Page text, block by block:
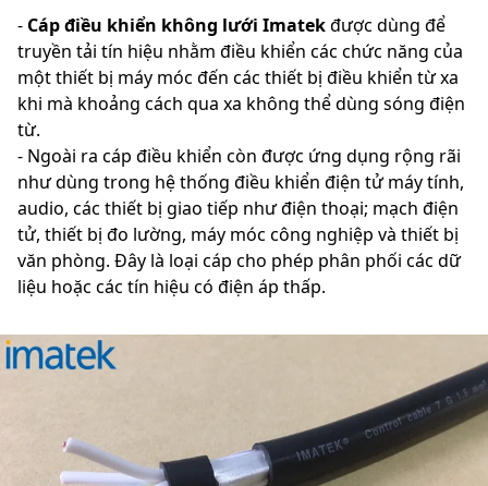
- Cáp điều khiển không lưới Imatekđược dùng để
truyền tải tín hiệu nhằm điều khiển các chức năng của
một thiết bị máy móc đến các thiết bị điều khiển từ xa
khi mà khoảng cách qua xa không thể dùng sóng điện
từ.
- Ngoài ra cáp điều khiển còn được ứng dụng rộng rãi
như dùng trong hệ thống điều khiển điện tử máy tính,
audio, các thiết bị giao tiếp như điện thoại; mạch điện
tử, thiết bị đo lường, máy móc công nghiệp và thiết bị
văn phòng. Đây là loại cáp cho phép phân phối các dữ
liệu hoặc các tín hiệu có điện áp thấp.